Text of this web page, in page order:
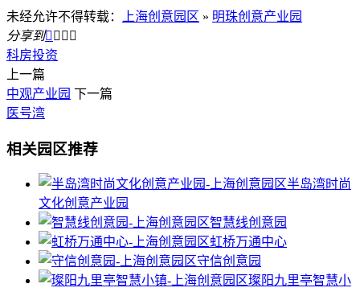
未经允许不得转载： 上海创意园区 » 明珠创意产业园
分享到   
科房投资
上一篇
中观产业园 下一篇
医号湾
相关园区推荐
半岛湾时尚
文化创意产业园
智慧线创意园
虹桥万通中心
守信创意园
璨阳九里亭智慧小